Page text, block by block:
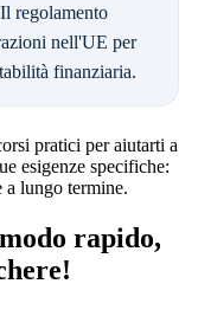
regolamento
nell'UE per
finanziaria.
pratici per aiutarti a
esigenze specifiche:
a lungo termine.
rapido,